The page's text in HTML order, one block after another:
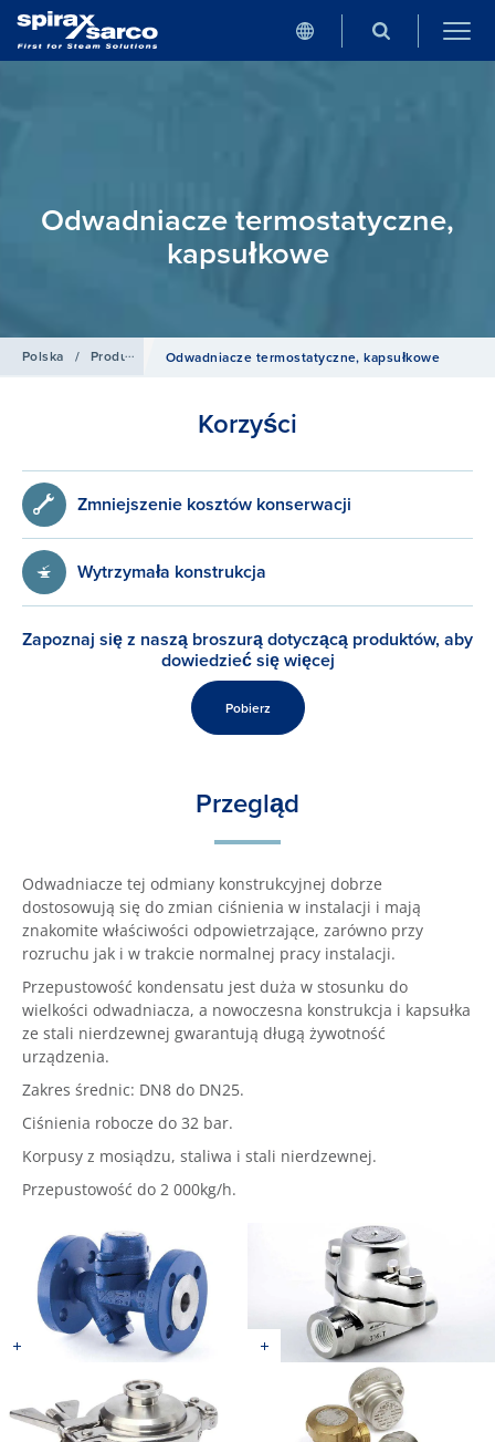
Odwadniacze termostatyczne,
kapsułkowe
Polska / Produkty Odwadniacze
Odwadniacze termostatyczne, kapsułkowe
Korzyści
Zmniejszenie kosztów konserwacji
Wytrzymała konstrukcja
Zapoznaj się z naszą broszurą dotyczącą produktów, aby
dowiedzieć się więcej
Pobierz
Przegląd
Odwadniacze tej odmiany konstrukcyjnej dobrze
dostosowują się do zmian ciśnienia w instalacji i mają
znakomite właściwości odpowietrzające, zarówno przy
rozruchu jak i w trakcie normalnej pracy instalacji.
Przepustowość kondensatu jest duża w stosunku do
wielkości odwadniacza, a nowoczesna konstrukcja i kapsułka
ze stali nierdzewnej gwarantują długą żywotność
urządzenia.
Zakres średnic: DN8 do DN25.
Ciśnienia robocze do 32 bar.
Korpusy z mosiądzu, staliwa i stali nierdzewnej.
Przepustowość do 2 000kg/h.